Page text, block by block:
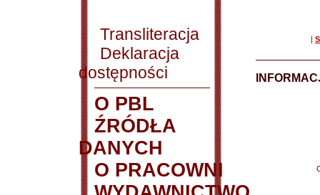
Transliteracja
Deklaracja
dostępności
O PBL
ŹRÓDŁA
DANYCH
O PRACOWNI
|